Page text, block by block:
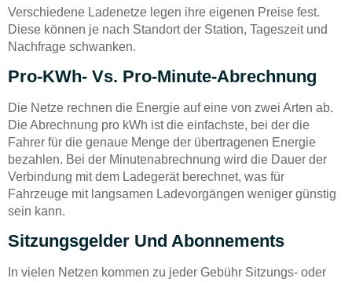
Verschiedene Ladenetze legen ihre eigenen Preise fest.
Diese können je nach Standort der Station, Tageszeit und
Nachfrage schwanken.
Pro-KWh- Vs. Pro-Minute-Abrechnung
Die Netze rechnen die Energie auf eine von zwei Arten ab.
Die Abrechnung pro kWh ist die einfachste, bei der die
Fahrer für die genaue Menge der übertragenen Energie
bezahlen. Bei der Minutenabrechnung wird die Dauer der
Verbindung mit dem Ladegerät berechnet, was für
Fahrzeuge mit langsamen Ladevorgängen weniger günstig
sein kann.
Sitzungsgelder Und Abonnements
In vielen Netzen kommen zu jeder Gebühr Sitzungs- oder